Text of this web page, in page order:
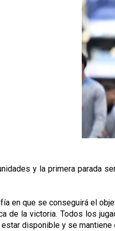
y la primera parada
en que se conseguirá el
de la victoria. Todos los
disponible y se mantiene